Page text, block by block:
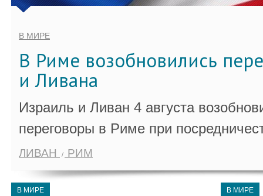
В МИРЕ
В Риме возобновились
и Ливана
Израиль и Ливан 4 августа
переговоры в Риме при
ЛИВАН РИМ
В МИРЕ В МИРЕ